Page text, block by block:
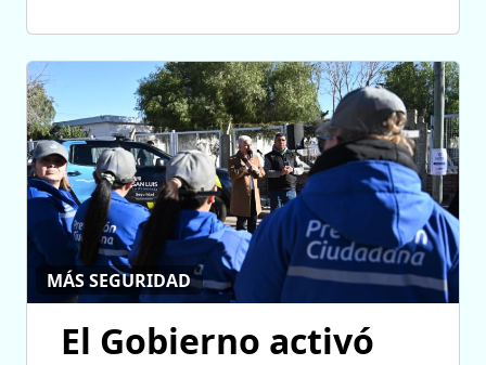
MÁS SEGURIDAD
El Gobierno activó